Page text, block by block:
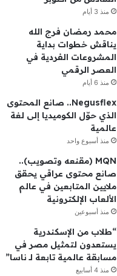
منذ 3 أيام
محمد رمضان فرج الله
يناقش خطوات بداية
المشروعات الفردية في
العصر الرقمي
منذ 6 أيام
Negusflex.. صانع المحتوى
الذي حوّل الكوميديا إلى لغة
عالمية
منذ أسبوع واحد
MQN (مقنعه وتصويب)..
صانع محتوى عراقي يحقق
ملايين المتابعين في عالم
الألعاب الإلكترونية
منذ أسبوعين
“طلاب من الإسكندرية
يستعدون لتمثيل مصر في
مسابقة عالمية تابعة لـ ناسا”
منذ 4 أسابيع